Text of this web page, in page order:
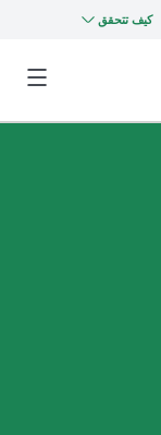
كيف تتحقق